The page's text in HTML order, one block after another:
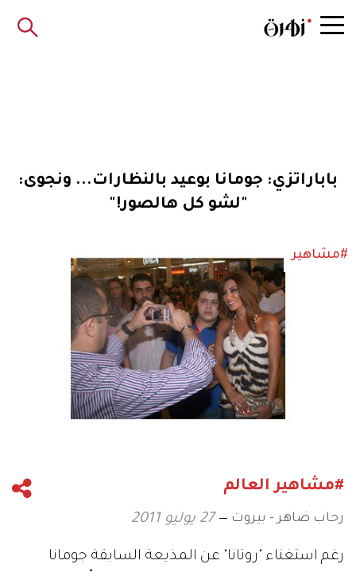
باباراتزي: جومانا بوعيد بالنظارات... ونجوى:
"لشو كل هالصور!"
#مشاهير
#مشاهير العالم
رحاب ضاهر - بيروت 27 يوليو 2011
رغم استغناء "روتانا" عن المذيعة السابقة جومانا